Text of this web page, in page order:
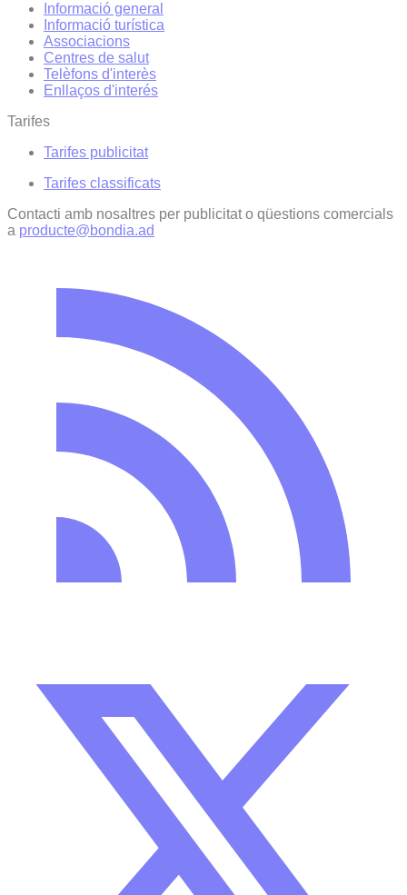
Informació general
Informació turística
Associacions
Centres de salut
Telèfons d'interès
Enllaços d'interés
Tarifes
Tarifes publicitat
Tarifes classificats
Contacti amb nosaltres per publicitat o qüestions comercials
a producte@bondia.ad